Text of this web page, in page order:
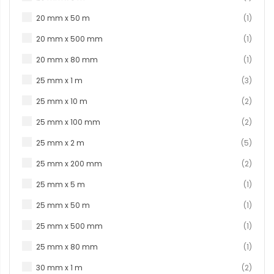
20 mm x 50 m 1
20 mm x 500 mm 1
20 mm x 80 mm 1
25 mm x 1 m 3
25 mm x 10 m 2
25 mm x 100 mm 2
25 mm x 2 m 5
25 mm x 200 mm 2
25 mm x 5 m 1
25 mm x 50 m 1
25 mm x 500 mm 1
25 mm x 80 mm 1
30 mm x 1 m 2